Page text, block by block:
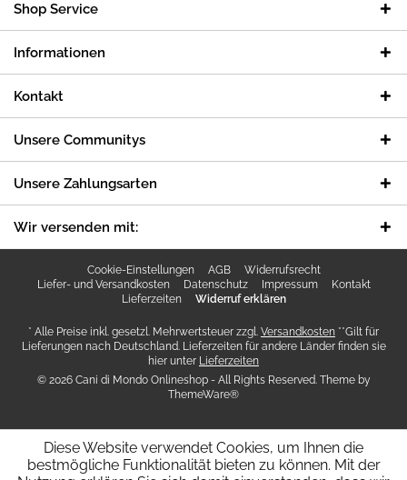
Shop Service
Informationen
Kontakt
Unsere Communitys
Unsere Zahlungsarten
Wir versenden mit:
Cookie-Einstellungen AGB
Widerrufsrecht
Liefer- und Versandkosten
Datenschutz Impressum
Kontakt
Lieferzeiten
Widerruf erklären
* Alle Preise inkl. gesetzl. Mehrwertsteuer zzgl. Versandkosten **Gilt für
Lieferungen nach Deutschland. Lieferzeiten für andere Länder finden sie
hier unter Lieferzeiten
© 2026 Cani di Mondo Onlineshop - All Rights Reserved. Theme by
ThemeWare®
Diese Website verwendet Cookies, um Ihnen die
bestmögliche Funktionalität bieten zu können. Mit der